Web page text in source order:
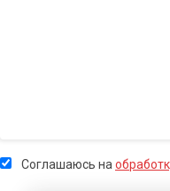
Соглашаюсь на